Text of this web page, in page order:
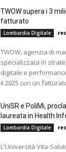
TWOW supera i 3
fatturato
Lombardia Digitale
TWOW, agenzia di
specializzata in
digitale e
il 2025 con un
UniSR e PoliMi,
laureata in Health
Lombardia Digitale
L'Università Vita-